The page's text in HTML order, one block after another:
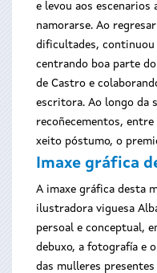
e levou aos escenarios
namorarse. Ao
dificultades, continuou
centrando boa parte
de Castro e
escritora. Ao longo da
recoñecementos, entre
xeito póstumo, o
Imaxe gráfica
A imaxe gráfica desta
ilustradora viguesa
persoal e conceptual,
debuxo, a fotografía e
das mulleres presentes